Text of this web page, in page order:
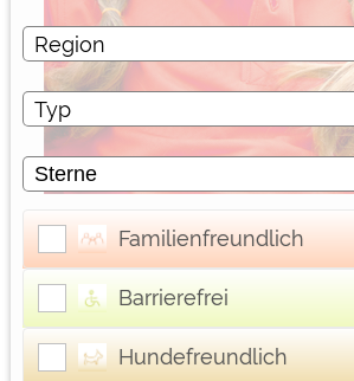
Familienfreundlich
Barrierefrei
Hundefreundlich
der Internetseiten von
Campingplätzen)
jeweiligen
Google Maps (Kartensuche, Anfahrt
usw.)
https://
Google reCAPTCHA (Formulare) https://
Statistiken
Marketing
Google AdSense
https://